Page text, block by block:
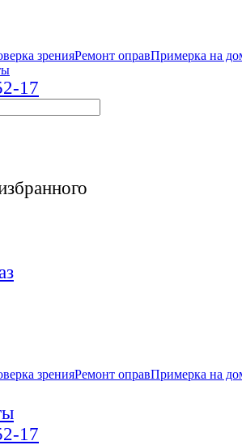
зренияРемонт оправПримерка на
17
зренияРемонт оправПримерка на
17